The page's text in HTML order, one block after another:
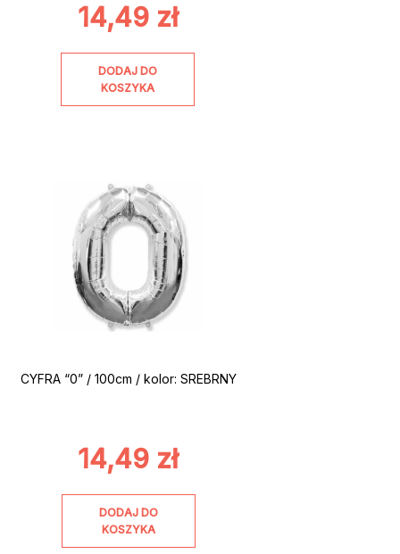
14,49 zł
DODAJ DO
KOSZYKA
CYFRA “0” / 100cm / kolor: SREBRNY
14,49 zł
DODAJ DO
KOSZYKA